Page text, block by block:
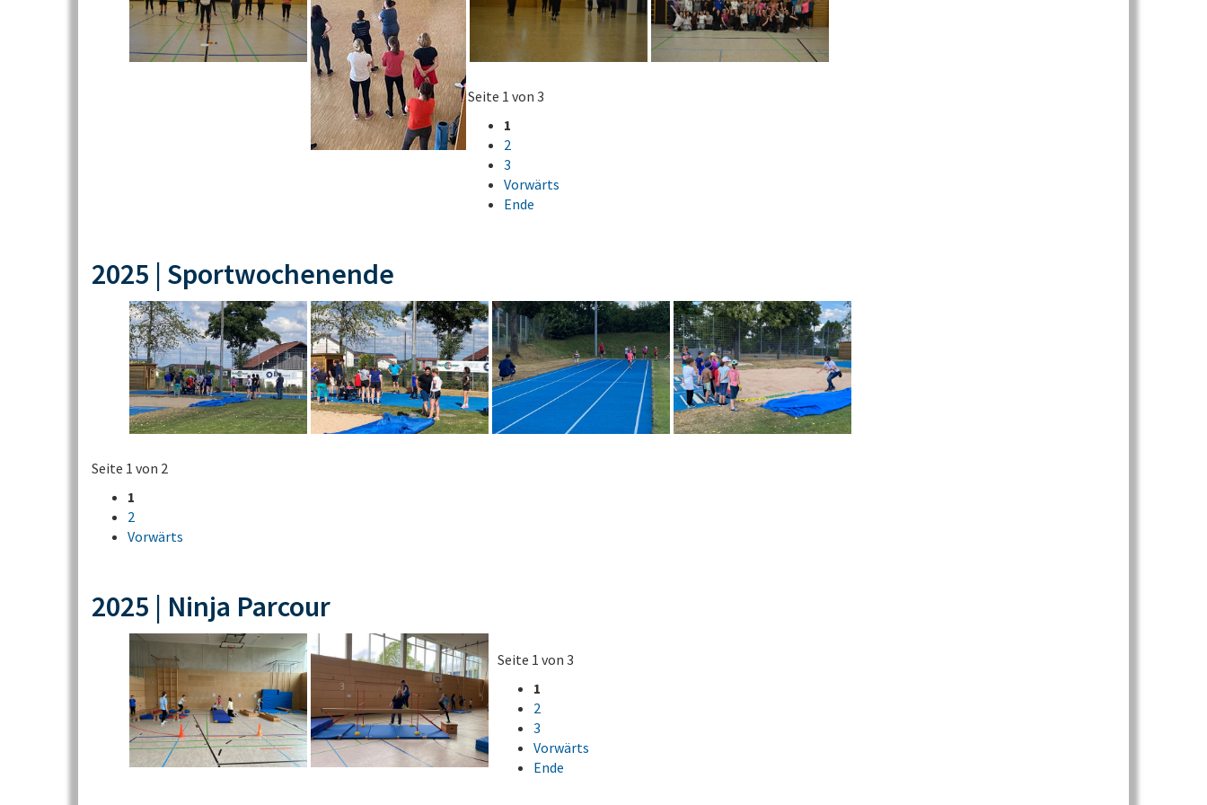
Seite 1 von 3
1
2
3
Vorwärts
Ende
2025 | Sportwochenende
Seite 1 von 2
1
2
Vorwärts
2025 | Ninja Parcour
Seite 1 von 3
1
2
3
Vorwärts
Ende